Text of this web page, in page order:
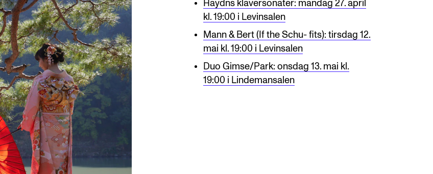
Haydns klaversonater: mandag 27. april
kl. 19:00 i Levinsalen
Mann & Bert (If the Schu- fits): tirsdag 12.
mai kl. 19:00 i Levinsalen
Duo Gimse/Park: onsdag 13. mai kl.
19:00 i Lindemansalen